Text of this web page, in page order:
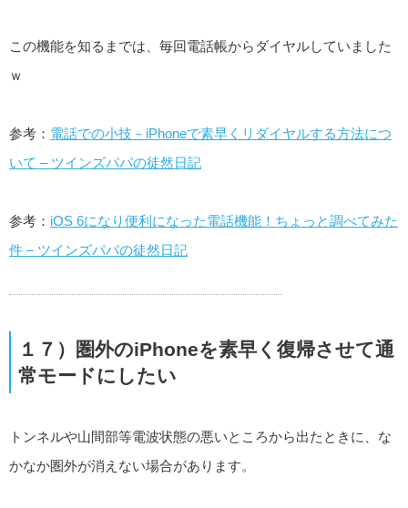
この機能を知るまでは、毎回電話帳からダイヤルしていました
ｗ
参考： 電話での小技－iPhoneで素早くリダイヤルする方法につ
いて – ツインズパパの徒然日記
参考： iOS 6になり便利になった電話機能！ちょっと調べてみた
件 – ツインズパパの徒然日記
１７）圏外のiPhoneを素早く復帰させて通
常モードにしたい
トンネルや山間部等電波状態の悪いところから出たときに、な
かなか圏外が消えない場合があります。